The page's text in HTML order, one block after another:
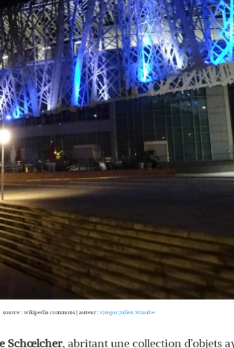
source : wikipedia commons | auteur : Gregor Julien Straube
Schœlcher, abritant une collection d’objets